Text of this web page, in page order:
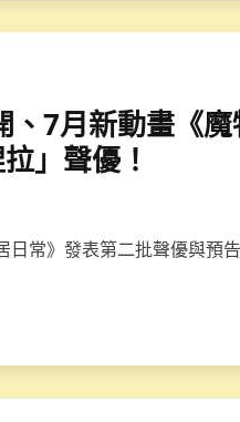
7月新動畫《
」聲優！
常》發表第二批聲優與預告